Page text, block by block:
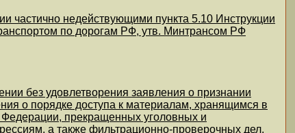
частично недействующими пункта 5.10 Инструкции
по дорогам РФ, утв. Минтрансом РФ
без удовлетворения заявления о признании
о порядке доступа к материалам, хранящимся в
Федерации, прекращенных уголовных и
а также фильтрационно-проверочных дел,